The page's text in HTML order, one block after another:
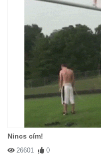
Nincs cím!
26601 0